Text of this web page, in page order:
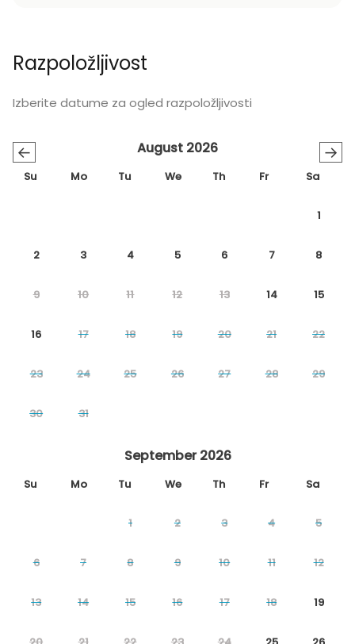
Razpoložljivost
Izberite datume za ogled razpoložljivosti
← →
August 2026
Su Mo Tu We Th Fr Sa
1
2 3 4 5 6 7 8
9 10 11 12 13 14 15
16 17 18 19 20 21 22
23 24 25 26 27 28 29
30 31
September 2026
Su Mo Tu We Th Fr Sa
1 2 3 4 5
6 7 8 9 10 11 12
13 14 15 16 17 18 19